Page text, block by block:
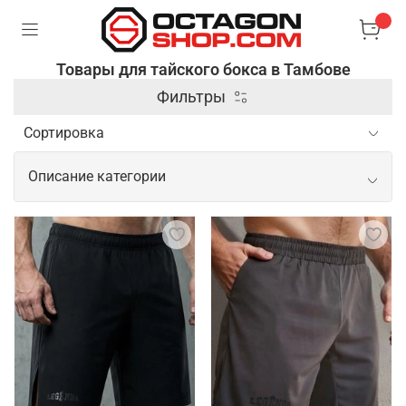
Товары для тайского бокса в Тамбове
Фильтры
Описание категории
Профессиональные товары для
тайского бокса
Для тайского бокса необходима
специализированная экипировка, которая
обеспечивает защиту и комфорт во время
спаррингов и тренировок. Основными элементами
являются боксерские перчатки, бинты для рук и
шорты, выполненные из легких и дышащих